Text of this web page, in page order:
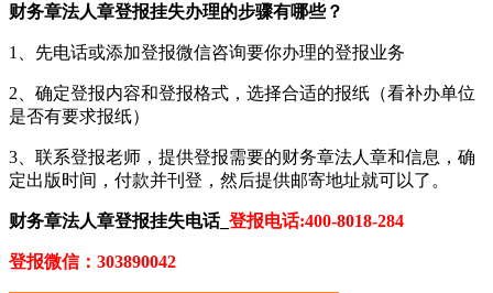
财务章法人章登报挂失办理的步骤有哪些？
1、先电话或添加登报微信咨询要你办理的登报业务
2、确定登报内容和登报格式，选择合适的报纸（看补办单位
是否有要求报纸）
3、联系登报老师，提供登报需要的财务章法人章和信息，确
定出版时间，付款并刊登，然后提供邮寄地址就可以了。
财务章法人章登报挂失电话_ 登报电话:400-8018-284
登报微信：303890042